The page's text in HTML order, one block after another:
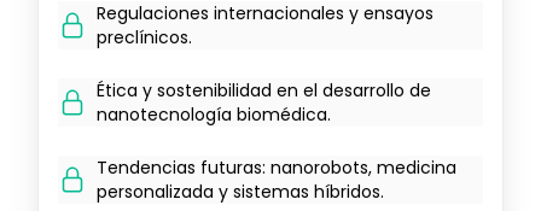
Regulaciones internacionales y ensayos
preclínicos.
Ética y sostenibilidad en el desarrollo de
nanotecnología biomédica.
Tendencias futuras: nanorobots, medicina
personalizada y sistemas híbridos.